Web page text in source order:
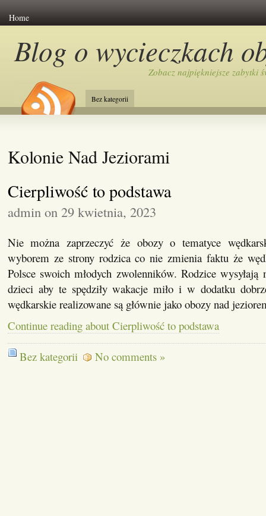
Home
Blog o wycieczkach
Zobacz najpiękniejsze zabytki
Bez kategorii
Kolonie Nad Jeziorami
Cierpliwość to podstawa
admin on 29 kwietnia, 2023
Nie można zaprzeczyć że obozy o tematyce
wyborem ze strony rodzica co nie zmienia faktu że
Polsce swoich młodych zwolenników. Rodzice
dzieci aby te spędziły wakacje miło i w dodatku
wędkarskie realizowane są głównie jako obozy nad
Continue reading about Cierpliwość to podstawa
Bez kategorii No comments »